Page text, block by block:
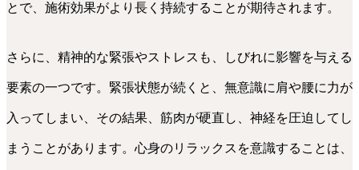
とで、施術効果がより長く持続することが期待されます。
さらに、精神的な緊張やストレスも、しびれに影響を与える
要素の一つです。緊張状態が続くと、無意識に肩や腰に力が
入ってしまい、その結果、筋肉が硬直し、神経を圧迫してし
まうことがあります。心身のリラックスを意識することは、